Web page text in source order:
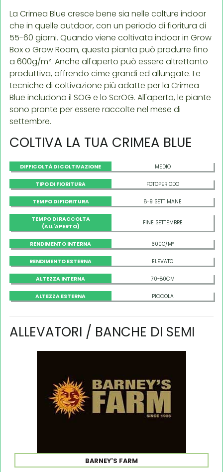
La Crimea Blue cresce bene sia nelle colture indoor
che in quelle outdoor, con un periodo di fioritura di
55-60 giorni. Quando viene coltivata indoor in Grow
Box o Grow Room, questa pianta può produrre fino
a 600g/m². Anche all'aperto può essere altrettanto
produttiva, offrendo cime grandi ed allungate. Le
tecniche di coltivazione più adatte per la Crimea
Blue includono il SOG e lo ScrOG. All'aperto, le piante
sono pronte per essere raccolte nel mese di
settembre.
COLTIVA LA TUA CRIMEA BLUE
DIFFICOLTÀ DI COLTIVAZIONE MEDIO
TIPO DI FIORITURA FOTOPERIODO
TEMPO DI FIORITURA 8-9 SETTIMANE
TEMPO DI RACCOLTA
(ALL'APERTO)
FINE SETTEMBRE
RENDIMENTO INTERNA 600G/M²
RENDIMENTO ESTERNA ELEVATO
ALTEZZA INTERNA 70-80CM
ALTEZZA ESTERNA PICCOLA
ALLEVATORI / BANCHE DI SEMI
BARNEY'S FARM